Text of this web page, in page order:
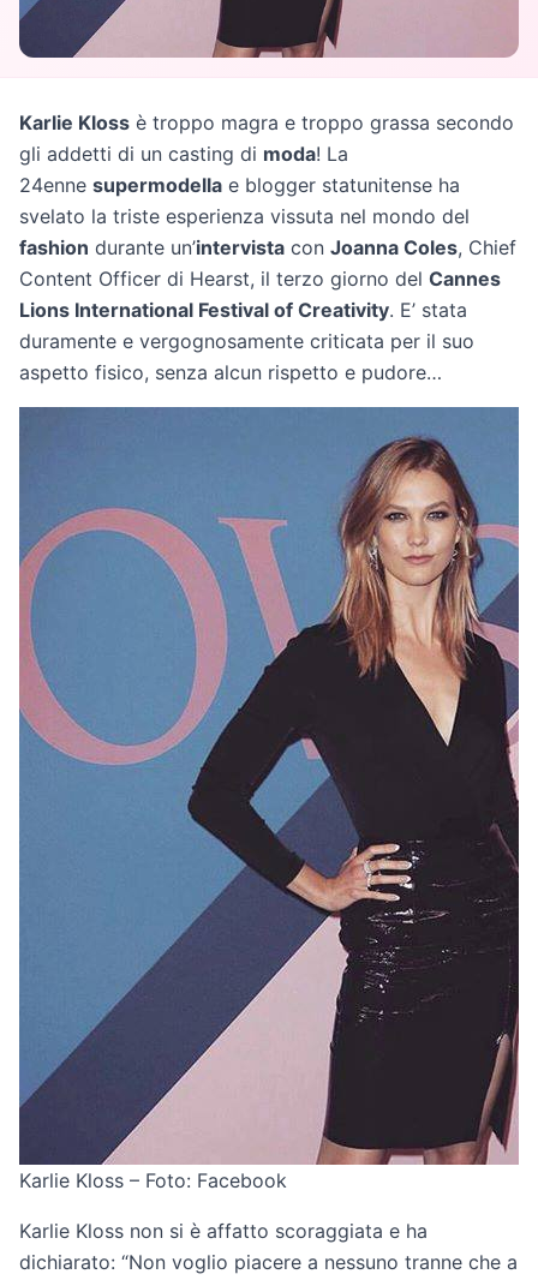
Karlie Kloss è troppo magra e troppo grassa secondo
gli addetti di un casting di moda! La
24enne supermodella e blogger statunitense ha
svelato la triste esperienza vissuta nel mondo del
fashion durante un’intervista con Joanna Coles, Chief
Content Officer di Hearst, il terzo giorno del Cannes
Lions International Festival of Creativity. E’ stata
duramente e vergognosamente criticata per il suo
aspetto fisico, senza alcun rispetto e pudore…
Karlie Kloss – Foto: Facebook
Karlie Kloss non si è affatto scoraggiata e ha
dichiarato: “Non voglio piacere a nessuno tranne che a